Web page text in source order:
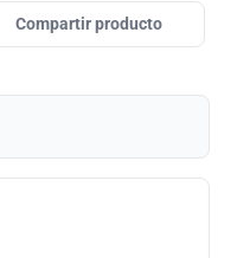
Compartir producto